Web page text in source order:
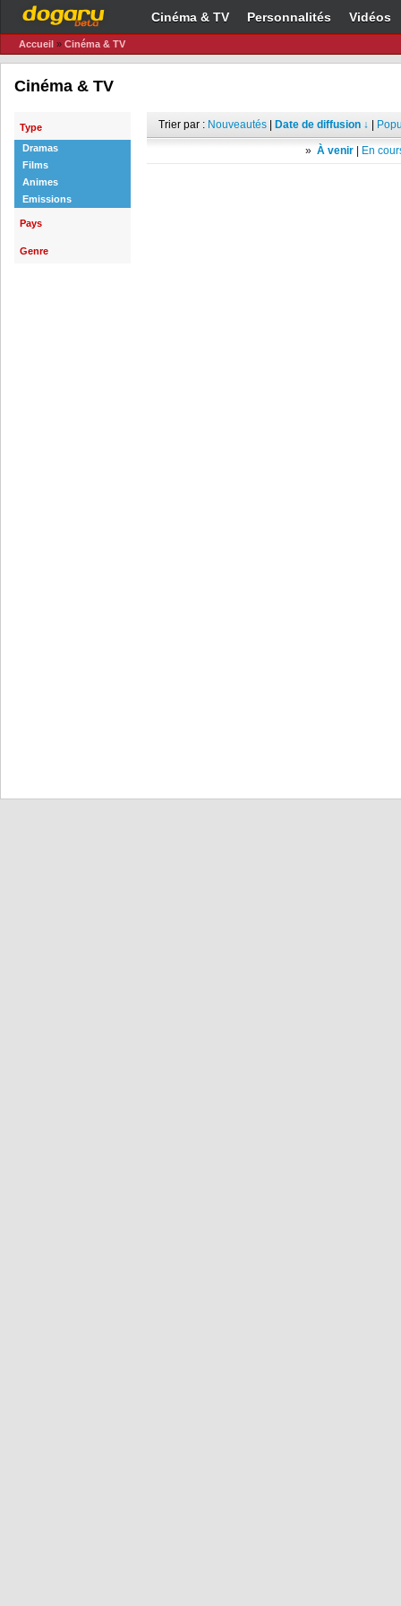
Cinéma & TV Personnalités Vidéos
Accueil » Cinéma & TV
Cinéma & TV
Type
Dramas
Films
Animes
Emissions
Pays
Genre
Trier par : Nouveautés Date de diffusion ↓
» À venir En